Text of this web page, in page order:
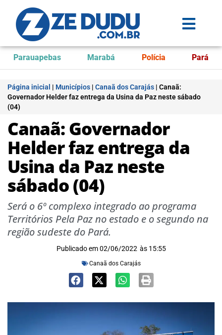
Parauapebas Marabá Polícia Pará
Página inicial | Municípios | Canaã dos Carajás | Canaã:
Governador Helder faz entrega da Usina da Paz neste sábado
(04)
Canaã: Governador
Helder faz entrega da
Usina da Paz neste
sábado (04)
Será o 6º complexo integrado ao programa
Territórios Pela Paz no estado e o segundo na
região sudeste do Pará.
Publicado em 02/06/2022 às 15:55
Canaã dos Carajás